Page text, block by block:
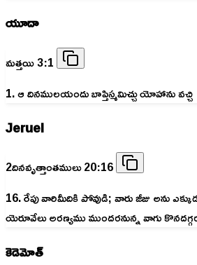
యూదా
మత్తయి 3:1
1. ఆ దినములయందు బాప్తిస్మమిచ్చు యోహాను వచ్చి
Jeruel
2దినవృత్తాంతములు 20:16
16. రేపు వారిమీదికి పోవుడి; వారు జీజు అను
యెరూవేలు అరణ్యము ముందరనున్న వాగు
కెడెమోత్